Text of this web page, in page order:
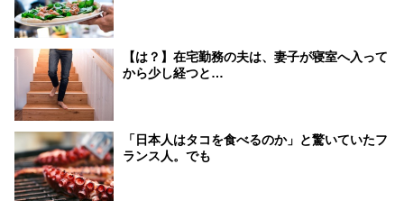
【は？】在宅勤務の夫は、妻子が寝室へ入って
から少し経つと…
「日本人はタコを食べるのか」と驚いていたフ
ランス人。でも